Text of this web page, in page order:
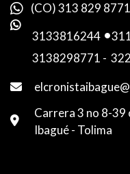
(CO) 313 829 8771
3133816244 -
3138298771 -
Carrera 3 no 8-39
Ibagué - Tolima